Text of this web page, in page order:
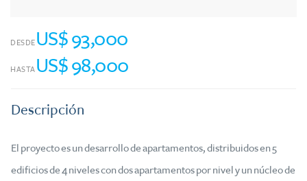
DESDE US$ 93,000
HASTA US$ 98,000
Descripción
El proyecto es un desarrollo de apartamentos, distribuidos en 5
edificios de 4 niveles con dos apartamentos por nivel y un núcleo de